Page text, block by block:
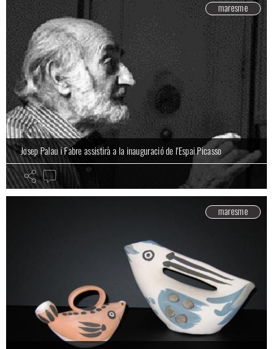
maresme
Josep Palau i Fabre assistirà a la inauguració de l'Espai Picasso
maresme